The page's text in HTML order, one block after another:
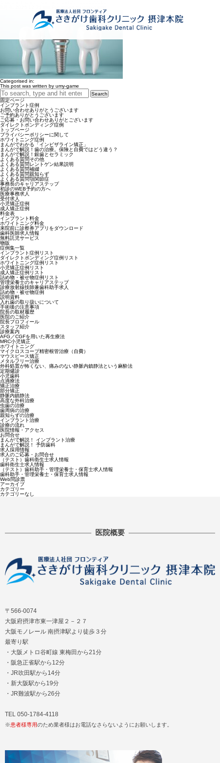
Categorised in:
This post was written by umy-game
Search
固定ページ
インプラント症例
お問い合わせありがとうございます
ご予約ありがとうございます
ご応募・お問い合わせありがとございます
ダイレクトボンディング症例
トップページ
プライバシーポリシーに関して
ホワイトニング症例
まんがでわかる「インビザライン矯正」
まんがで解説！歯の治療。保険と自費ではどう違う？
まんがで解説！銀歯とセラミック
よくある質問その他
よくある質問レントゲン結果説明
よくある質問補綴
よくある質問親知らず
よくある質問顎関節症
事務長のキャリアステップ
初診のWEB予約の方へ
医療事務求人
受付求人
小児矯正症例
成人矯正症例
料金表
インプラント料金
ホワイトニング料金
来院前に診察券アプリをダウンロード
歯科医師求人情報
無料託児サービス
物販
症例集一覧
インプラント症例リスト
ダイレクトボンディング症例リスト
ホワイトニング症例リスト
小児矯正症例リスト
成人矯正症例リスト
詰め物・被せ物症例リスト
管理栄養士のキャリアステップ
診療放射線技師兼歯科助手求人
詰め物・被せ物症例
説明資料
入れ歯の取り扱いについて
手術後の注意事項
院長の取材履歴
医院のご紹介
院長プロフィール
スタッフ紹介
診療案内
AFG／CGFを用いた再生療法
MRC小児矯正
ホワイトニング
マイクロスコープ精密根管治療（自費）
マウスピース矯正
メタルフリー治療
外科処置が怖くない、痛みのない静脈内鎮静法という麻酔法
定期健診
小児歯科
点滴療法
矯正治療
部分矯正
静脈内鎮静法
高度な外科治療
虫歯の治療
歯周病の治療
親知らずの治療
インプラント治療
診療の流れ
医院情報・アクセス
お問合せ
まんがで解説！ インプラント治療
まんがで解説！ 予防歯科
求人採用情報
求人のご応募・お問合せ
（テスト）歯科衛生士求人情報
歯科衛生士求人情報
（テスト）歯科助手・管理栄養士・保育士求人情報
歯科助手・管理栄養士・保育士求人情報
Web問診票
アーカイブ
カテゴリー
カテゴリーなし
医院概要
〒566-0074
大阪府摂津市東一津屋２－２７
大阪モノレール 南摂津駅より徒歩３分
最寄り駅
・大阪メトロ谷町線 東梅田から21分
・阪急正雀駅から12分
・JR吹田駅から14分
・新大阪駅から19分
・JR難波駅から26分
TEL 050-1784-4118
※患者様専用のため業者様はお電話なさらないようにお願いします。